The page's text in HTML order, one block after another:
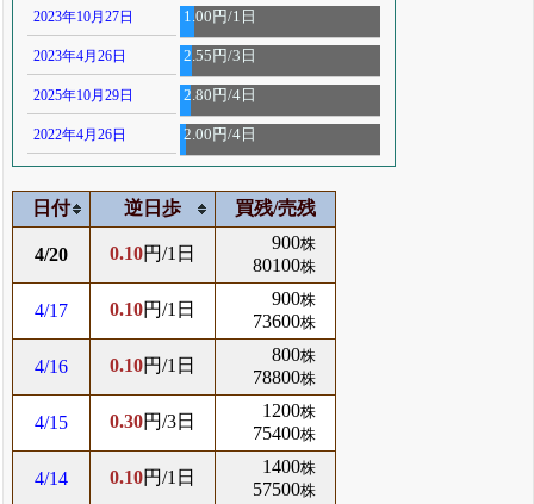
2023年10月27日 1.00円/1日
2023年4月26日 2.55円/3日
2025年10月29日 2.80円/4日
2022年4月26日 2.00円/4日
日付 逆日歩 買残/売残
4/20 0.10円/1日
900株
80100株
4/17 0.10円/1日
900株
73600株
4/16 0.10円/1日
800株
78800株
4/15 0.30円/3日
1200株
75400株
4/14 0.10円/1日
1400株
57500株